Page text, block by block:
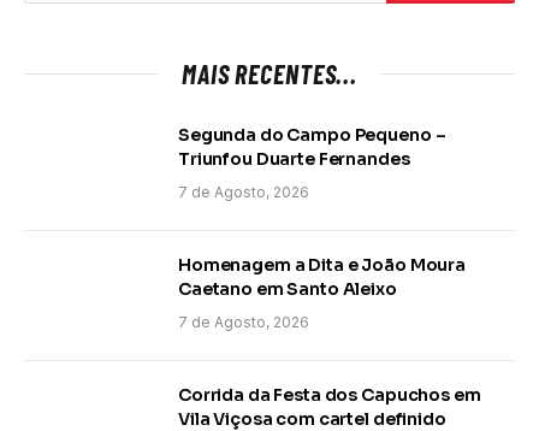
MAIS RECENTES...
Segunda do Campo Pequeno –
Triunfou Duarte Fernandes
7 de Agosto, 2026
Homenagem a Dita e João Moura
Caetano em Santo Aleixo
7 de Agosto, 2026
Corrida da Festa dos Capuchos em
Vila Viçosa com cartel definido